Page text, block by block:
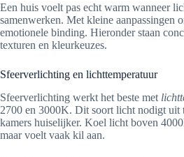
Een huis voelt pas echt warm wanneer
samenwerken. Met kleine aanpassingen
emotionele binding. Hieronder staan
texturen en kleurkeuzes.
Sfeerverlichting en lichttemperatuur
Sfeerverlichting werkt het beste met
2700 en 3000K. Dit soort licht nodigt uit
kamers huiselijker. Koel licht boven
maar voelt vaak kil aan.